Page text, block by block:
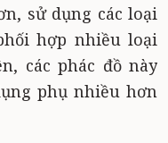
sử dụng các loại
hợp nhiều loại
các phác đồ này
phụ nhiều hơn